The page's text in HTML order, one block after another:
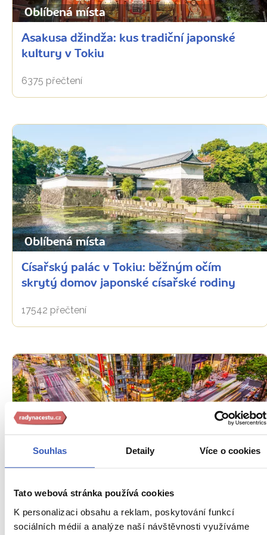
Souhlas Detaily Více o cookies
Tato webová stránka používá cookies
K personalizaci obsahu a reklam, poskytování funkcí
sociálních médií a analýze naší návštěvnosti využíváme
Oblíbená místa
Asakusa džindža: kus tradiční japonské
kultury v Tokiu
6375 přečtení
Oblíbená místa
Císařský palác v Tokiu: běžným očím
skrytý domov japonské císařské rodiny
17542 přečtení
Čtvrť Ginza: těšit se můžete na nákupy,
divadlo i unikátní rybí trh